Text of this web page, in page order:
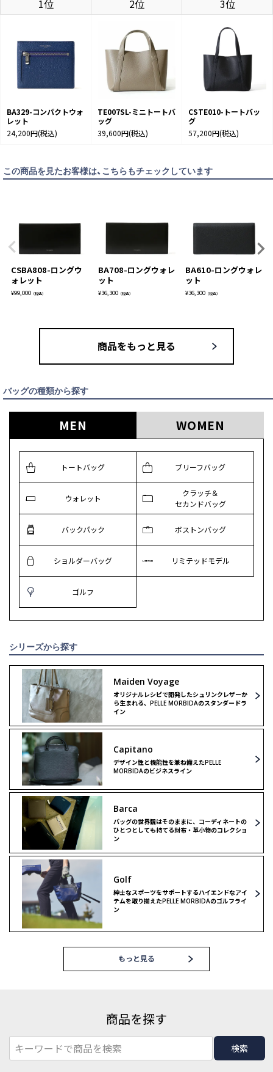
NAVY カートに入れる
1位 2位 3位
BA329-コンパクトウォ
レット
24,200円(税込)
TE007SL-ミニトートバ
ッグ
39,600円(税込)
CSTE010-トートバッ
グ
57,200円(税込)
この商品を見たお客様は、こちらもチェックしています
CSBA808-ロングウ
ォレット
¥99,000 （税込）
BA708-ロングウォレ
ット
¥36,300 （税込）
BA610-ロングウォレ
ット
¥36,300 （税込）
商品をもっと見る
バッグの種類から探す
MEN WOMEN
トートバッグ ブリーフバッグ
ウォレット
クラッチ＆
セカンドバッグ
バックパック ボストンバッグ
ショルダーバッグ リミテッドモデル
ゴルフ
シリーズから探す
Maiden Voyage
オリジナルレシピで開発したシュリンクレザーか
ら生まれる、PELLE MORBIDAのスタンダードラ
イン
Capitano
デザイン性と機能性を兼ね備えたPELLE
MORBIDAのビジネスライン
Barca
バッグの世界観はそのままに、コーディネートの
ひとつとしても持てる財布・革小物のコレクショ
ン
Golf
紳士なスポーツをサポートするハイエンドなアイ
テムを取り揃えたPELLE MORBIDAのゴルフライ
ン
もっと見る
商品を探す
検索